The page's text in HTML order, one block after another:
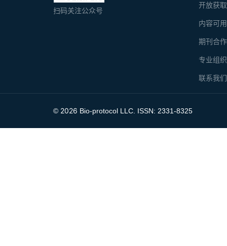
开放获
内容可
期刊合
专业组
联系我们
扫码关注公众号
© 2026 Bio-protocol LLC. ISSN: 2331-8325